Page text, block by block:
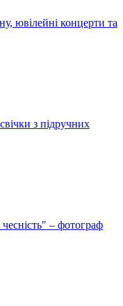
ювілейні концерти та
з підручних
– фотограф